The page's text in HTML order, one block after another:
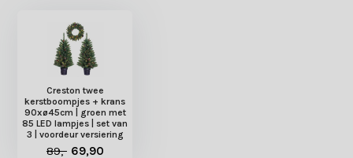
Creston twee
kerstboompjes + krans
90xø45cm | groen met
85 LED lampjes | set van
3 | voordeur versiering
89,- 69,90